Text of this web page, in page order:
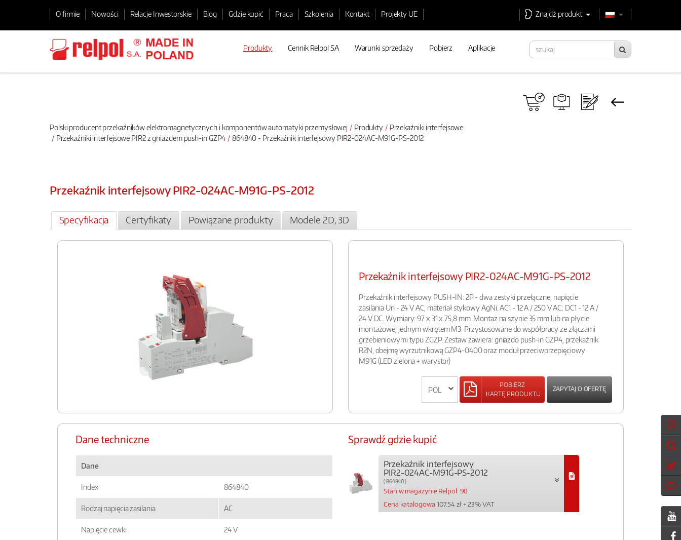
O firmie Nowości Relacje Inwestorskie Blog Gdzie kupić Praca Szkolenia Kontakt Projekty UE Znajdź produkt
Produkty Cennik Relpol SA Warunki sprzedaży Pobierz Aplikacje
Polski producent przekaźników elektromagnetycznych i komponentów automatyki przemysłowej Produkty
Przekaźniki interfejsowe
Przekaźniki interfejsowe PIR2 z gniazdem push-in GZP4
864840 - Przekaźnik interfejsowy PIR2-024AC-M91G-PS-2012
Przekaźnik interfejsowy PIR2-024AC-M91G-PS-2012
Specyfikacja Certyfikaty Powiązane produkty Modele 2D, 3D
Przekaźnik interfejsowy PIR2-024AC-M91G-PS-2012
Przekaźnik interfejsowy PUSH-IN: 2P - dwa zestyki przełączne, napięcie
zasilania Un - 24 V AC, materiał stykowy AgNi. AC1 - 12 A / 250 V AC; DC1 - 12 A /
24 V DC. Wymiary: 97 x 31 x 75,8 mm. Montaż na szynie 35 mm lub na płycie
montażowej jednym wkrętem M3. Przystosowane do współpracy ze złączami
grzebieniowymi typu ZGZP. Zestaw zawiera: gniazdo push-in GZP4, przekaźnik
R2N, obejmę wyrzutnikową GZP4-0400 oraz moduł przeciwprzepięciowy
M91G (LED zielona + warystor)
POBIERZ
KARTĘ PRODUKTU
ZAPYTAJ O OFERTĘ
Dane techniczne
Dane
Index 864840
Rodzaj napięcia zasilania AC
Napięcie cewki 24 V
Sprawdź gdzie kupić
Przekaźnik interfejsowy
PIR2-024AC-M91G-PS-2012
( 864840 )
Stan w magazynie Relpol: 98
Cena katalogowa 107.54 zł + 23% VAT